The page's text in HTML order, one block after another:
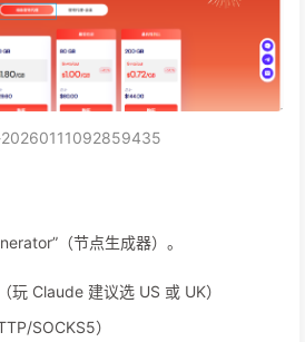
（节点生成器）。
玩 Claude 建议选 US 或 UK）
SOCKS5）